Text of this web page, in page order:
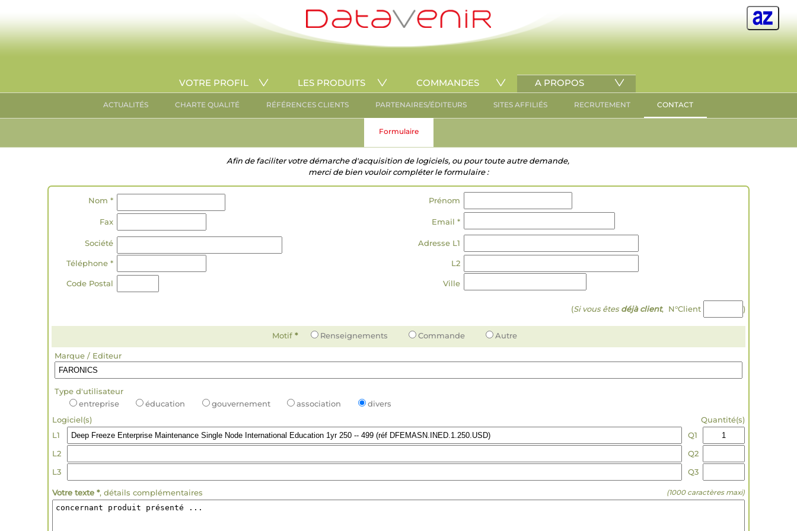
VOTRE PROFIL LES PRODUITS COMMANDES A PROPOS
ACTUALITÉS CHARTE QUALITÉ RÉFÉRENCES CLIENTS PARTENAIRES/ÉDITEURS SITES AFFILIÉS RECRUTEMENT CONTACT
Formulaire
Afin de faciliter votre démarche d'acquisition de logiciels, ou pour toute autre demande,
merci de bien vouloir compléter le formulaire :
Nom * Prénom
Fax Email *
Société Adresse L1
Téléphone * L2
Code Postal Ville
(Si vous êtesdéjà client, N°Client )
Motif * Renseignements Commande Autre
Marque / Editeur
Type d'utilisateur
entreprise
éducation gouvernement association
divers
Logiciel(s)
Quantité(s)
L1
Q1
L2
Q2
L3
Q3
Votre texte *, détails complémentaires (1000 caractères maxi)